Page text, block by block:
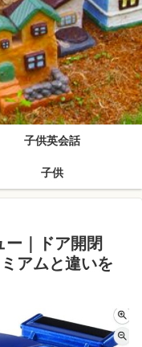
子供英会話
子供
ー｜ドア開閉
アムと違いを